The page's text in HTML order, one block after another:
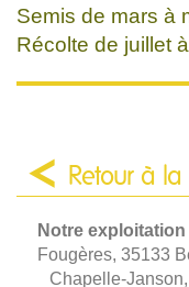
Semis de mars à
Récolte de juillet
Retour à la
Notre
Fougères, 35133
Chapelle-